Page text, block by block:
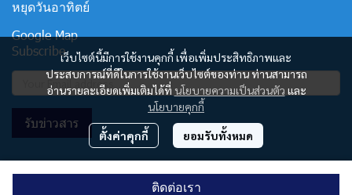
ติดต่อเรา
เว็บไซต์นี้มีการใช้งานคุกกี้ เพื่อเพิ่มประสิทธิภาพและ
ประสบการณ์ที่ดีในการใช้งานเว็บไซต์ของท่าน ท่านสามารถ
อ่านรายละเอียดเพิ่มเติมได้ที่ นโยบายความเป็นส่วนตัว และ
นโยบายคุกกี้
ตั้งค่าคุกกี้ ยอมรับทั้งหมด
หยุดวันอาทิตย์
Google Map
Subscribe
รับข่าวสาร
© Copyright 2024. All Right Reserved.